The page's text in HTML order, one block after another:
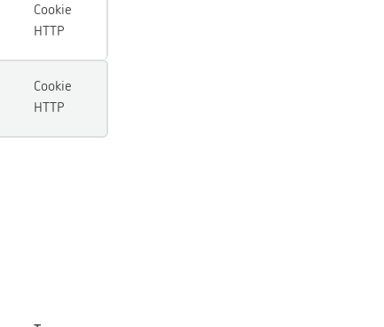
Cookie
HTTP
Cookie
HTTP